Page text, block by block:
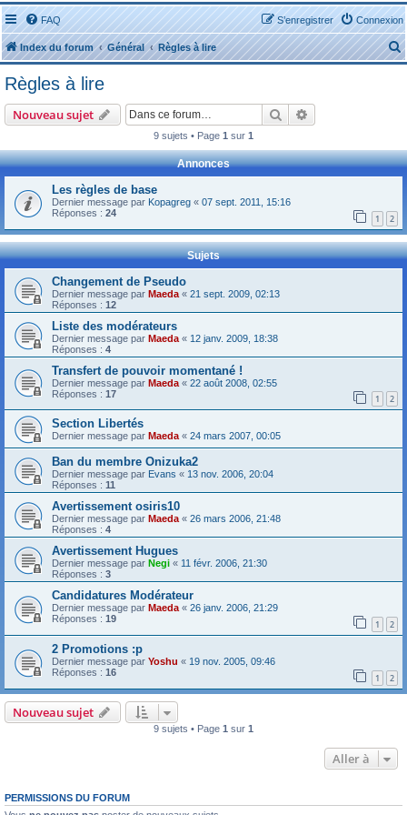
FAQ Connexion
S’enregistrer
Index du forum Général Règles à lire
e
r
r
Règles à lire
Nouveau sujet Rechercher
9 sujets • Page 1 sur 1
Annonces
Les règles de base
Dernier message par Kopagreg « 07 sept. 2011, 15:16
Réponses : 24 1 2
Sujets
Changement de Pseudo
Dernier message par Maeda « 21 sept. 2009, 02:13
Réponses : 12
Liste des modérateurs
Dernier message par Maeda « 12 janv. 2009, 18:38
Réponses : 4
Transfert de pouvoir momentané !
Dernier message par Maeda « 22 août 2008, 02:55
Réponses : 17 1 2
Section Libertés
Dernier message par Maeda « 24 mars 2007, 00:05
Ban du membre Onizuka2
Dernier message par Evans « 13 nov. 2006, 20:04
Réponses : 11
Avertissement osiris10
Dernier message par Maeda « 26 mars 2006, 21:48
Réponses : 4
Avertissement Hugues
Dernier message par Negi « 11 févr. 2006, 21:30
Réponses : 3
Candidatures Modérateur
Dernier message par Maeda « 26 janv. 2006, 21:29
Réponses : 19 1 2
2 Promotions :p
Dernier message par Yoshu « 19 nov. 2005, 09:46
Réponses : 16 1 2
Nouveau sujet
9 sujets • Page 1 sur 1
Aller à
PERMISSIONS DU FORUM